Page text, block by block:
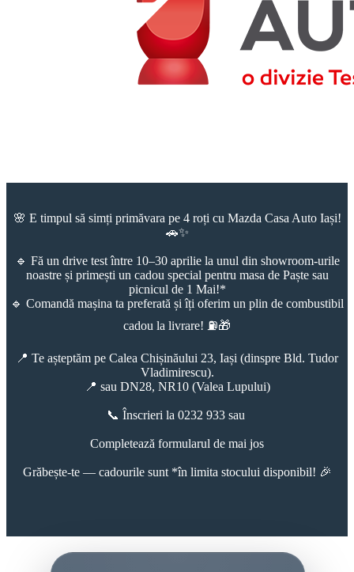
🌸 E timpul să simți primăvara pe 4 roți cu Mazda Casa Auto Iași!
🚗✨
🔹 Fă un drive test între 10–30 aprilie la unul din showroom-urile
noastre și primești un cadou special pentru masa de Paște sau
picnicul de 1 Mai!*
🔹 Comandă mașina ta preferată și îți oferim un plin de combustibil
cadou la livrare! ⛽🎁
📍 Te așteptăm pe Calea Chișinăului 23, Iași (dinspre Bld. Tudor
Vladimirescu).
📍 sau DN28, NR10 (Valea Lupului)
📞 Înscrieri la 0232 933 sau
Completează formularul de mai jos
Grăbește-te — cadourile sunt *în limita stocului disponibil! 🎉